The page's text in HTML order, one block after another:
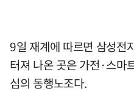
9일 재계에 따르면 삼성전
터져 나온 곳은 가전·스마
심의 동행노조다.